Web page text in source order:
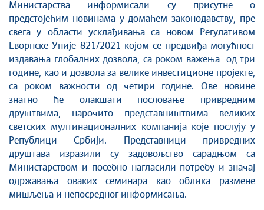
Министарства информисали су присутне о
предстојећим новинама у домаћем законодавству, пре
свега у области усклађивања са новом Регулативом
Еворпске Уније 821/2021 којом се предвиђа могућност
издавања глобалних дозвола, са роком важења од три
године, као и дозвола за велике инвестиционе пројекте,
са роком важности од четири године. Ове новине
знатно ће олакшати пословање привредним
друштвима, нарочито представништвима великих
светских мултинационалних компанија које послују у
Републици Србији. Представници привредних
друштава изразили су задовољство сарадњом са
Министарством и посебно нагласили потребу и значај
одржавања оваких семинара као облика размене
мишљења и непосредног информисања.